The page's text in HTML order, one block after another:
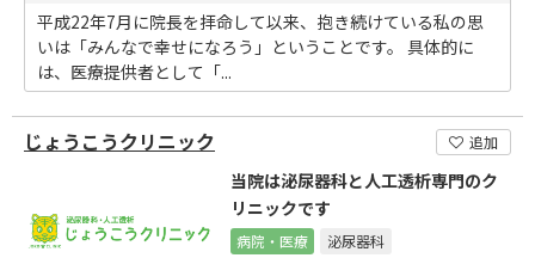
平成22年7月に院長を拝命して以来、抱き続けている私の思
いは「みんなで幸せになろう」ということです。 具体的に
は、医療提供者として「...
じょうこうクリニック 追加
当院は泌尿器科と人工透析専門のク
リニックです
病院・医療 泌尿器科